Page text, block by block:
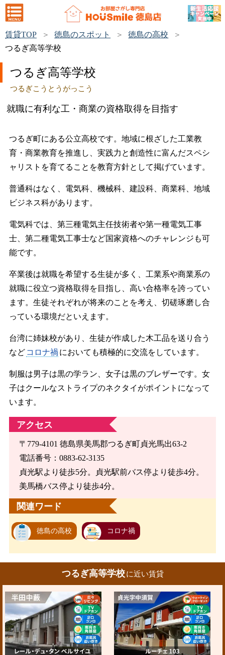
賃貸TOP 徳島のスポット
徳島の高校
つるぎ高等学校
つるぎ高等学校
つるぎこうとうがっこう
就職に有利な工・商業の資格取得を目指す
つるぎ町にある公立高校です。地域に根ざした工業教
育・商業教育を推進し、実践力と創造性に富んだスペシ
ャリストを育てることを教育方針として掲げています。
普通科はなく、電気科、機械科、建設科、商業科、地域
ビジネス科があります。
電気科では、第三種電気主任技術者や第一種電気工事
士、第二種電気工事士など国家資格へのチャレンジも可
能です。
卒業後は就職を希望する生徒が多く、工業系や商業系の
就職に役立つ資格取得を目指し、高い合格率を誇ってい
ます。生徒それぞれが将来のことを考え、切磋琢磨し合
っている環境だといえます。
台湾に姉妹校があり、生徒が作成した木工品を送り合う
など コロナ禍 においても積極的に交流をしています。
制服は男子は黒の学ラン、女子は黒のブレザーです。女
子はクールなストライプのネクタイがポイントになって
います。
アクセス
〒779-4101 徳島県美馬郡つるぎ町貞光馬出63-2
電話番号：0883-62-3135
貞光駅より徒歩5分。貞光駅前バス停より徒歩4分。
美馬橋バス停より徒歩4分。
関連ワード
徳島の高校 コロナ禍
つるぎ高等学校 に近い賃貸